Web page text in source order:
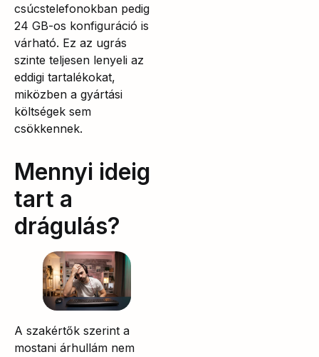
csúcstelefonokban pedig
24 GB-os konfiguráció is
várható. Ez az ugrás
szinte teljesen lenyeli az
eddigi tartalékokat,
miközben a gyártási
költségek sem
csökkennek.
Mennyi ideig
tart a
drágulás?
A szakértők szerint a
mostani árhullám nem